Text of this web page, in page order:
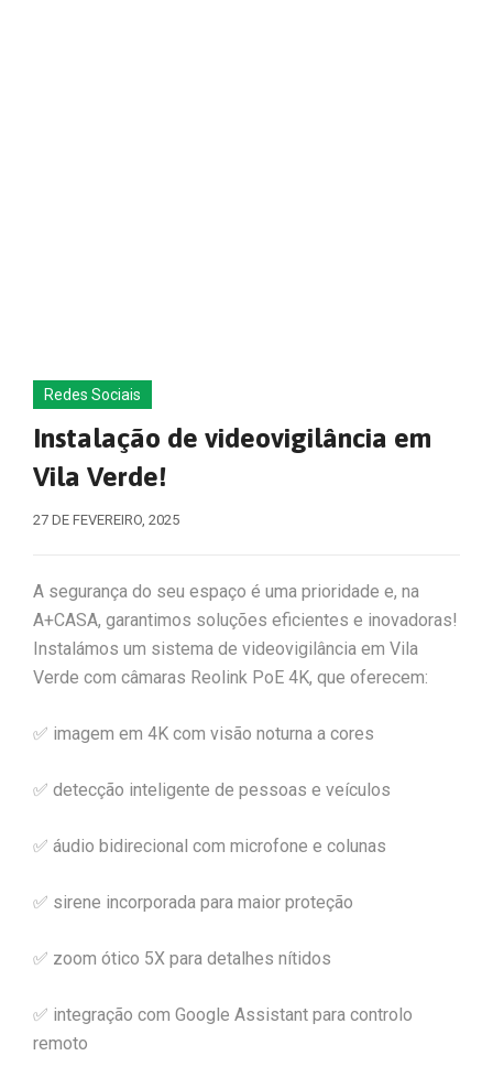
Redes Sociais
Instalação de videovigilância em
Vila Verde!
27 DE FEVEREIRO, 2025
A segurança do seu espaço é uma prioridade e, na
A+CASA, garantimos soluções eficientes e inovadoras!
Instalámos um sistema de videovigilância em Vila
Verde com câmaras Reolink PoE 4K, que oferecem:
✅ imagem em 4K com visão noturna a cores
✅ detecção inteligente de pessoas e veículos
✅ áudio bidirecional com microfone e colunas
✅ sirene incorporada para maior proteção
✅ zoom ótico 5X para detalhes nítidos
✅ integração com Google Assistant para controlo
remoto